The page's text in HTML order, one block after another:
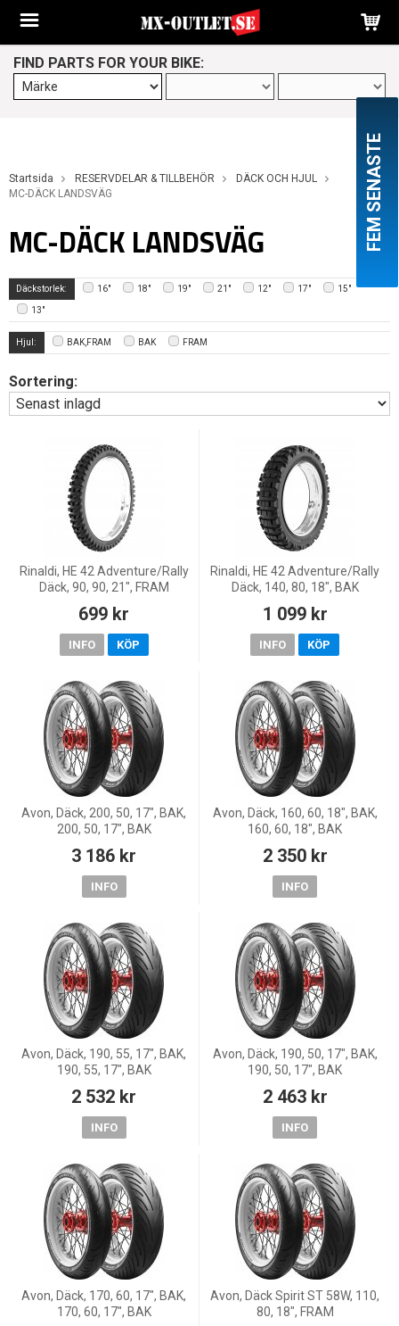
FIND PARTS FOR YOUR BIKE:
Startsida RESERVDELAR & TILLBEHÖR
DÄCK OCH HJUL
MC-DÄCK LANDSVÄG
MC-DÄCK LANDSVÄG
Däckstorlek: 16" 18" 19" 21" 12" 17" 15"
13"
Hjul: BAK,FRAM BAK FRAM
Sortering:
Rinaldi, HE 42 Adventure/Rally
Däck, 90, 90, 21", FRAM
699 kr
INFO KÖP
Rinaldi, HE 42 Adventure/Rally
Däck, 140, 80, 18", BAK
1 099 kr
INFO KÖP
Avon, Däck, 200, 50, 17", BAK,
200, 50, 17", BAK
3 186 kr
INFO
Avon, Däck, 160, 60, 18", BAK,
160, 60, 18", BAK
2 350 kr
INFO
Avon, Däck, 190, 55, 17", BAK,
190, 55, 17", BAK
2 532 kr
INFO
Avon, Däck, 190, 50, 17", BAK,
190, 50, 17", BAK
2 463 kr
INFO
Avon, Däck, 170, 60, 17", BAK,
170, 60, 17", BAK
Avon, Däck Spirit ST 58W, 110,
80, 18", FRAM
FEM SENASTE